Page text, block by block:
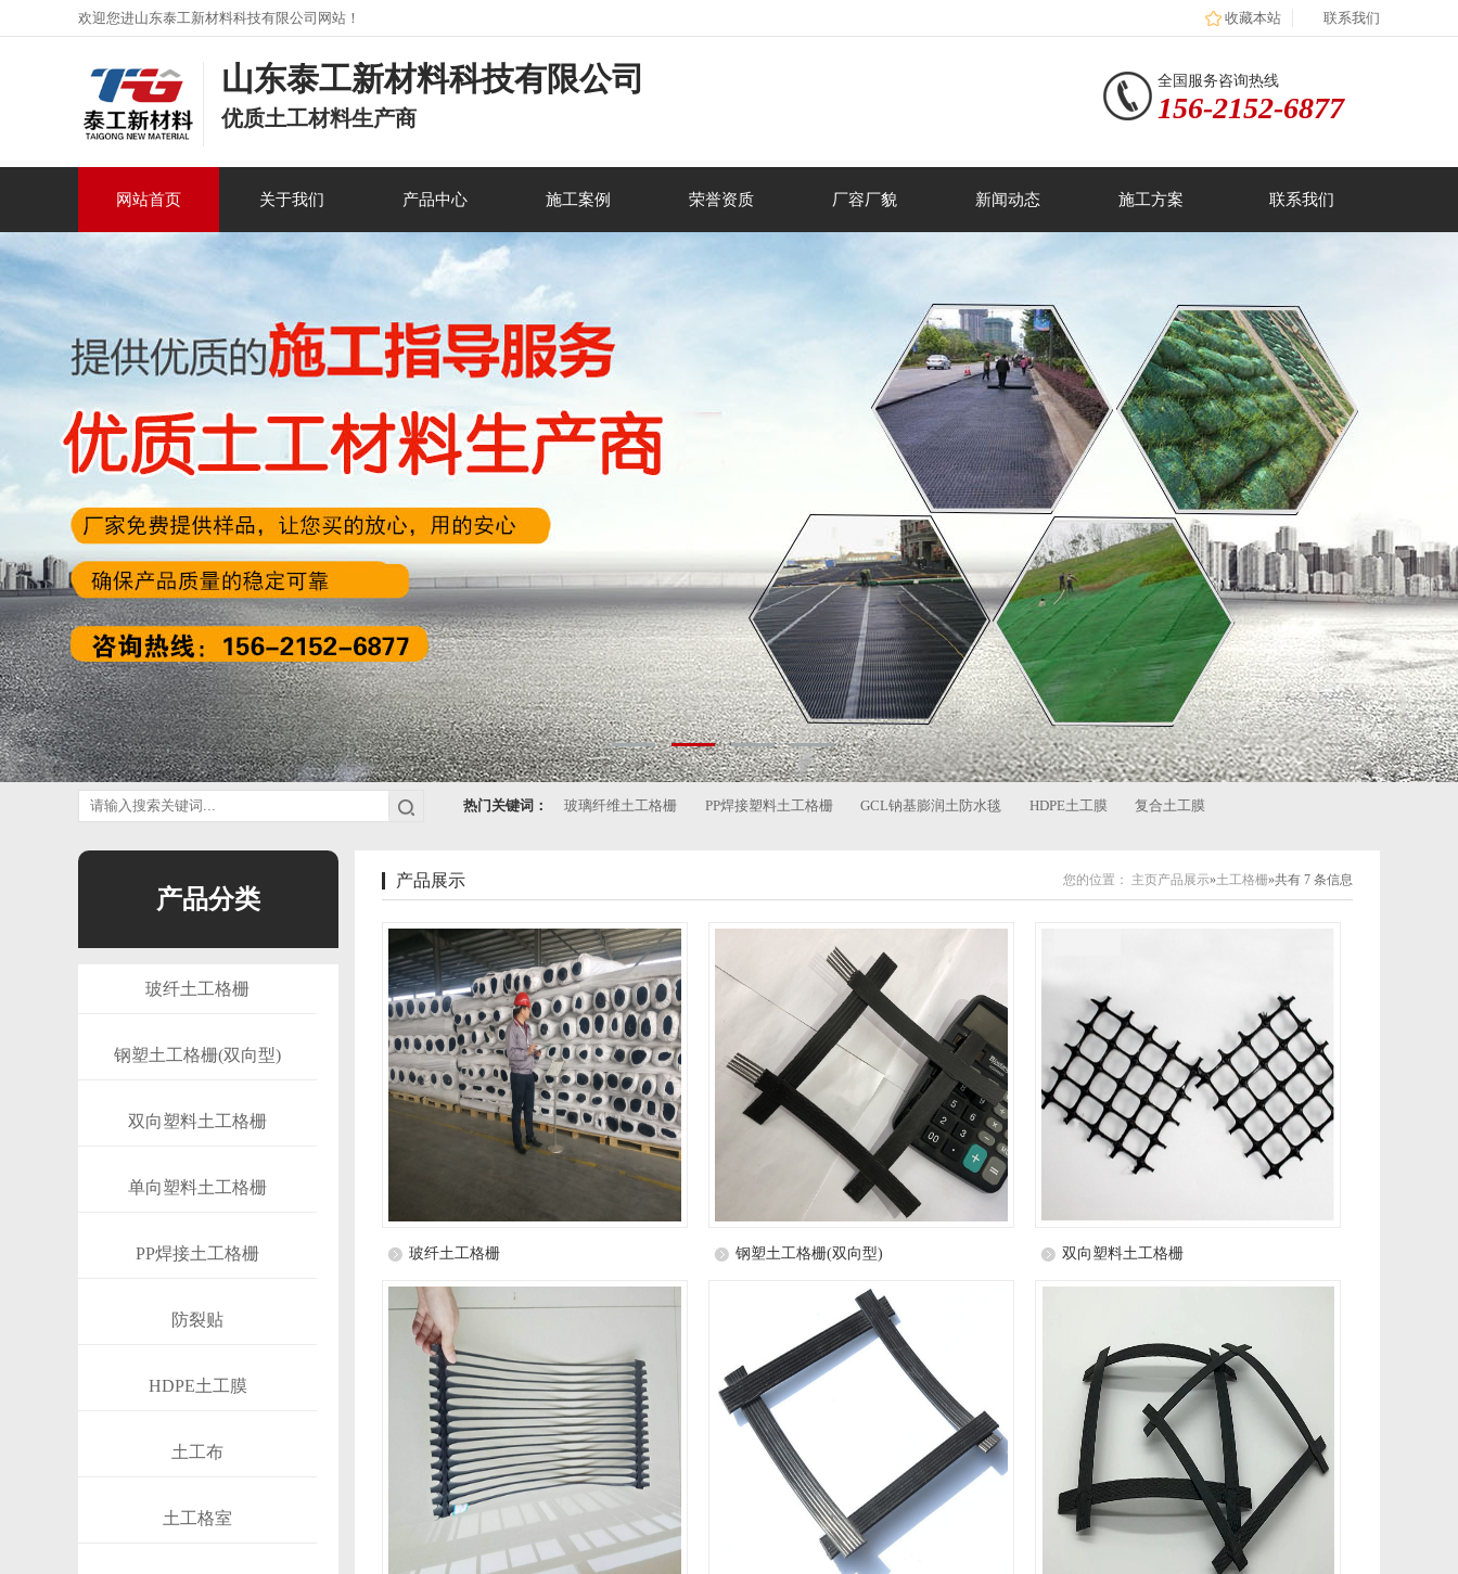
欢迎您进山东泰工新材料科技有限公司网站！ 收藏本站 联系我们
山东泰工新材料科技有限公司
优质土工材料生产商
全国服务咨询热线
156-2152-6877
网站首页 关于我们 产品中心 施工案例 荣誉资质 厂容厂貌 新闻动态 施工方案 联系我们
热门关键词： 玻璃纤维土工格栅 PP焊接塑料土工格栅 GCL钠基膨润土防水毯 HDPE土工膜 复合土工膜
产品分类
玻纤土工格栅
钢塑土工格栅(双向型)
双向塑料土工格栅
单向塑料土工格栅
PP焊接土工格栅
防裂贴
HDPE土工膜
土工布
土工格室
产品展示 您的位置： 主页产品展示»土工格栅»共有 7 条信息
玻纤土工格栅 钢塑土工格栅(双向型) 双向塑料土工格栅